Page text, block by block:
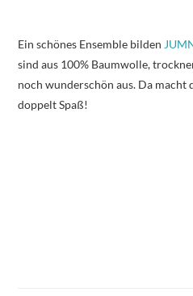
Ein schönes Ensemble bilden
sind aus 100% Baumwolle,
noch wunderschön aus. Da
doppelt Spaß!